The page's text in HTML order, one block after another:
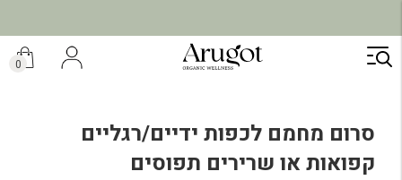
דילוג
לתוכן
0
סרום מחמם לכפות ידיים/רגליים
קפואות או שרירים תפוסים